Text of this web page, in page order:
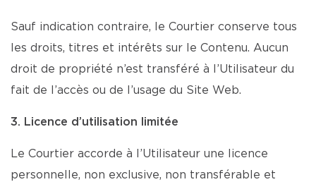
Sauf indication contraire, le Courtier conserve tous
les droits, titres et intérêts sur le Contenu. Aucun
droit de propriété n’est transféré à l’Utilisateur du
fait de l’accès ou de l’usage du Site Web.
3. Licence d’utilisation limitée
Le Courtier accorde à l’Utilisateur une licence
personnelle, non exclusive, non transférable et